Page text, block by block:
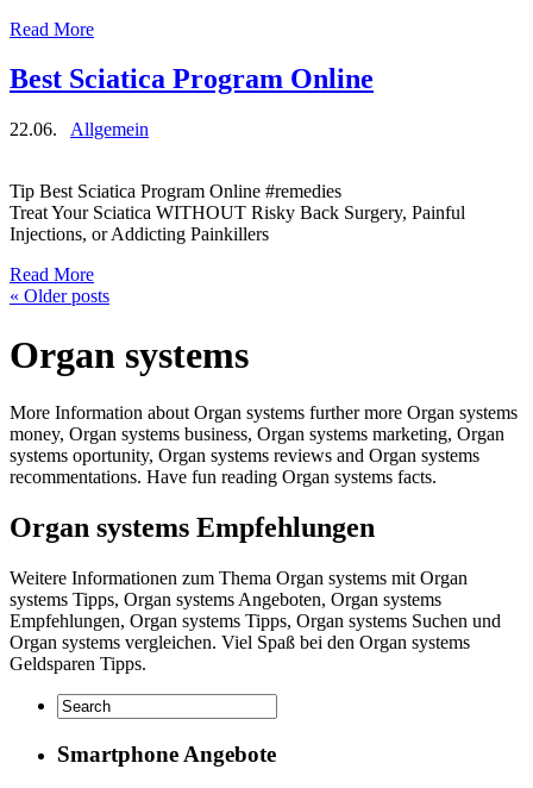
Read More
Best Sciatica Program Online
22.06. Allgemein
Tip Best Sciatica Program Online #remedies
Treat Your Sciatica WITHOUT Risky Back Surgery, Painful
Injections, or Addicting Painkillers
Read More
« Older posts
Organ systems
More Information about Organ systems further more Organ systems
money, Organ systems business, Organ systems marketing, Organ
systems oportunity, Organ systems reviews and Organ systems
recommentations. Have fun reading Organ systems facts.
Organ systems Empfehlungen
Weitere Informationen zum Thema Organ systems mit Organ
systems Tipps, Organ systems Angeboten, Organ systems
Empfehlungen, Organ systems Tipps, Organ systems Suchen und
Organ systems vergleichen. Viel Spaß bei den Organ systems
Geldsparen Tipps.
Smartphone Angebote